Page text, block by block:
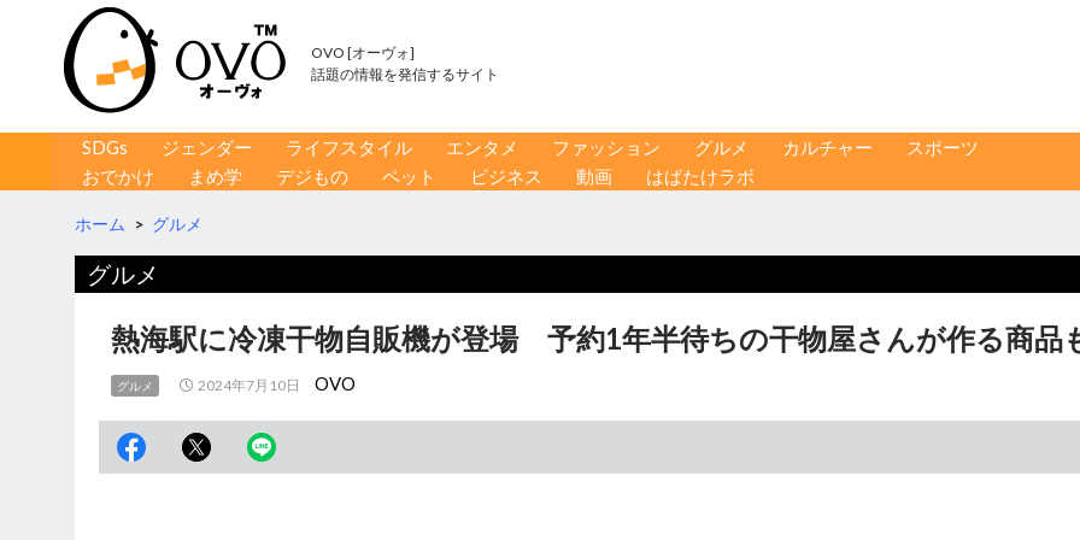
OVO [オーヴォ]
話題の情報を発信するサイト
コンテンツへ移動
SDGs ジェンダー ライフスタイル エンタメ ファッション グルメ カルチャー
スポーツ
おでかけ
まめ学 デジもの ペット ビジネス 動画 はばたけラボ
ホーム > グルメ
グルメ
熱海駅に冷凍干物自販機が登場 予約1年半待ちの干物屋さんが作る商品
グルメ 2024年7月10日 OVO